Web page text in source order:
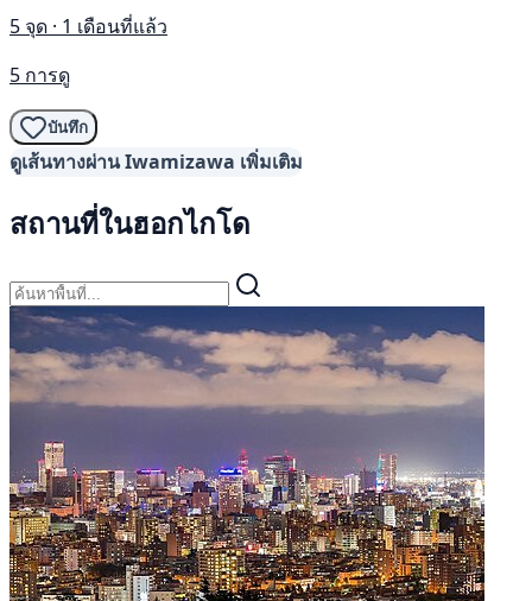
5 จุด · 1 เดือนที่แล้ว
5 การดู
บันทึก
ดูเส้นทางผ่าน Iwamizawa เพิ่มเติม
สถานที่ในฮอกไกโด